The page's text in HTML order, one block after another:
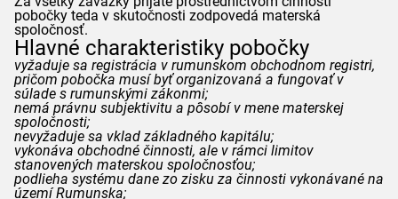
pobočky teda v skutočnosti zodpovedá materská
spoločnosť.
Hlavné charakteristiky pobočky
vyžaduje sa registrácia v rumunskom obchodnom registri,
pričom pobočka musí byť organizovaná a fungovať v
súlade s rumunskými zákonmi;
nemá právnu subjektivitu a pôsobí v mene materskej
spoločnosti;
nevyžaduje sa vklad základného kapitálu;
vykonáva obchodné činnosti, ale v rámci limitov
stanovených materskou spoločnosťou;
podlieha systému dane zo zisku za činnosti vykonávané na
území Rumunska;